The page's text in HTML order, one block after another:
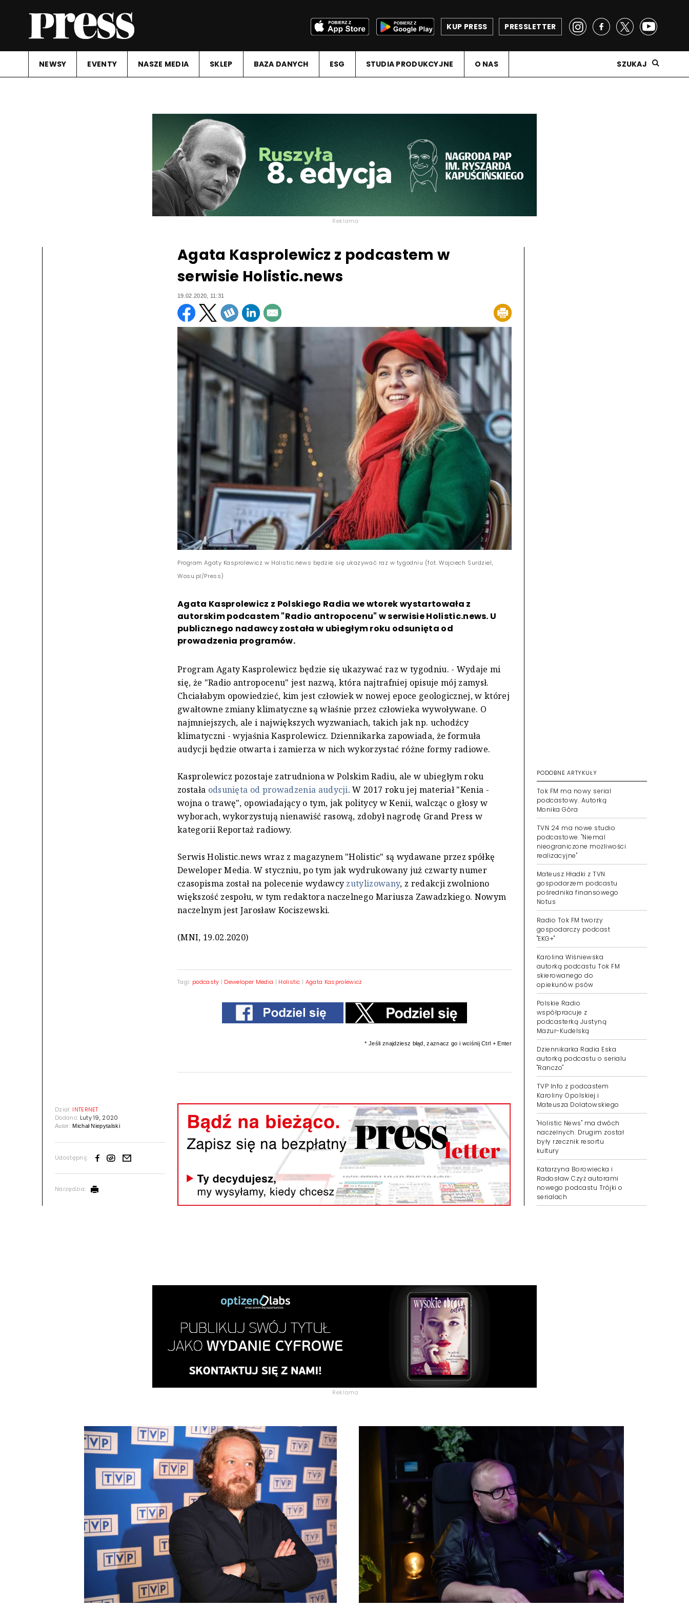
PRESSLETTER
KUP PRESS
NEWSY EVENTY NASZE MEDIA SKLEP BAZA DANYCH ESG STUDIA PRODUKCYJNE O NAS SZUKAJ
Reklama
Dział: INTERNET
Dodano: Luty 19, 2020
Autor:Michał Niepytalski
Udostępnij:
Narzędzia:
Agata Kasprolewicz z podcastem w
serwisie Holistic.news
19.02.2020, 11:31
Program Agaty Kasprolewicz w Holistic.news będzie się ukazywać raz w tygodniu (fot. Wojciech Surdziel,
Wosu.pl/Press)
Agata Kasprolewicz z Polskiego Radia we wtorek wystartowała z
autorskim podcastem "Radio antropocenu" w serwisie Holistic.news. U
publicznego nadawcy została w ubiegłym roku odsunięta od
prowadzenia programów.
Program Agaty Kasprolewicz będzie się ukazywać raz w tygodniu. - Wydaje mi
się, że "Radio antropocenu" jest nazwą, która najtrafniej opisuje mój zamysł.
Chciałabym opowiedzieć, kim jest człowiek w nowej epoce geologicznej, w której
gwałtowne zmiany klimatyczne są właśnie przez człowieka wywoływane. O
najmniejszych, ale i największych wyzwaniach, takich jak np. uchodźcy
klimatyczni - wyjaśnia Kasprolewicz. Dziennikarka zapowiada, że formuła
audycji będzie otwarta i zamierza w nich wykorzystać różne formy radiowe.
Kasprolewicz pozostaje zatrudniona w Polskim Radiu, ale w ubiegłym roku
została odsunięta od prowadzenia audycji. W 2017 roku jej materiał "Kenia -
wojna o trawę", opowiadający o tym, jak politycy w Kenii, walcząc o głosy w
wyborach, wykorzystują nienawiść rasową, zdobył nagrodę Grand Press w
kategorii Reportaż radiowy.
Serwis Holistic.news wraz z magazynem "Holistic" są wydawane przez spółkę
Deweloper Media. W styczniu, po tym jak wydrukowany już czwarty numer
czasopisma został na polecenie wydawcy zutylizowany, z redakcji zwolniono
większość zespołu, w tym redaktora naczelnego Mariusza Zawadzkiego. Nowym
naczelnym jest Jarosław Kociszewski.
(MNI, 19.02.2020)
Tagi: podcasty | Deweloper Media | Holistic | Agata Kasprolewicz
* Jeśli znajdziesz błąd, zaznacz go i wciśnij Ctrl + Enter
PODOBNE ARTYKUŁY
Tok FM ma nowy serial
podcastowy. Autorką
Monika Góra
TVN 24 ma nowe studio
podcastowe. "Niemal
nieograniczone możliwości
realizacyjne"
Mateusz Hładki z TVN
gospodarzem podcastu
pośrednika finansowego
Notus
Radio Tok FM tworzy
gospodarczy podcast
"EKG+"
Karolina Wiśniewska
autorką podcastu Tok FM
skierowanego do
opiekunów psów
Polskie Radio
współpracuje z
podcasterką Justyną
Mazur-Kudelską
Dziennikarka Radia Eska
autorką podcastu o serialu
"Ranczo"
TVP Info z podcastem
Karoliny Opolskiej i
Mateusza Dolatowskiego
"Holistic News" ma dwóch
naczelnych. Drugim został
były rzecznik resortu
kultury
Katarzyna Borowiecka i
Radosław Czyż autorami
nowego podcastu Trójki o
serialach
Reklama